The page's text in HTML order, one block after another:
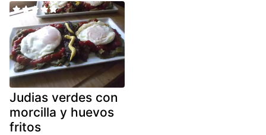
Judias verdes con
morcilla y huevos
fritos